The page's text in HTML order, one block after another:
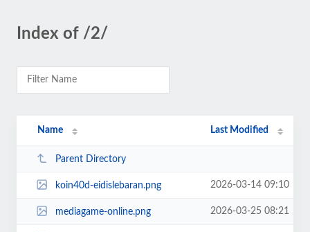
Index of /2/
Name Last Modified
Parent Directory
koin40d-eidislebaran.png 2026-03-14 09:10
mediagame-online.png 2026-03-25 08:21